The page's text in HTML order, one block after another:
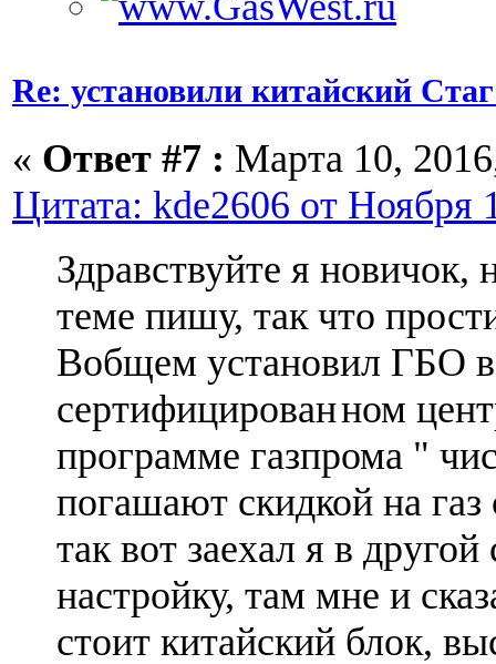
Re: установили китайский
« Ответ #7 : Марта 10,
Цитата: kde2606 от Ноября
Здравствуйте я новичок,
теме пишу, так что
Вобщем установил ГБО в
сертифицированном
программе газпрома "
погашают скидкой на газ
так вот заехал я в другой
настройку, там мне и
стоит китайский блок,